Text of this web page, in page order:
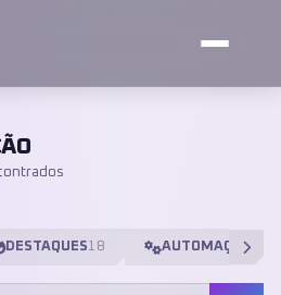
DESTAQUES18 AUTOMAÇÃO